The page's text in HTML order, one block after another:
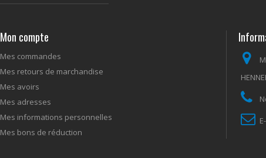
Mon compte
Mes commandes
Mes retours de marchandise
Mes avoirs
Mes adresses
Mes informations personnelles
Mes bons de réduction